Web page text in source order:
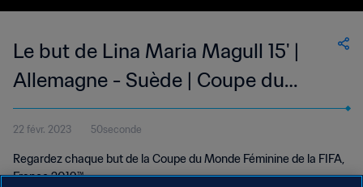
Le but de Lina Maria Magull 15' |
Allemagne - Suède | Coupe du
Monde Féminine de la FIFA, France
2019™
22 févr. 2023 50seconde
Regardez chaque but de la Coupe du Monde Féminine de la FIFA,
France 2019™.